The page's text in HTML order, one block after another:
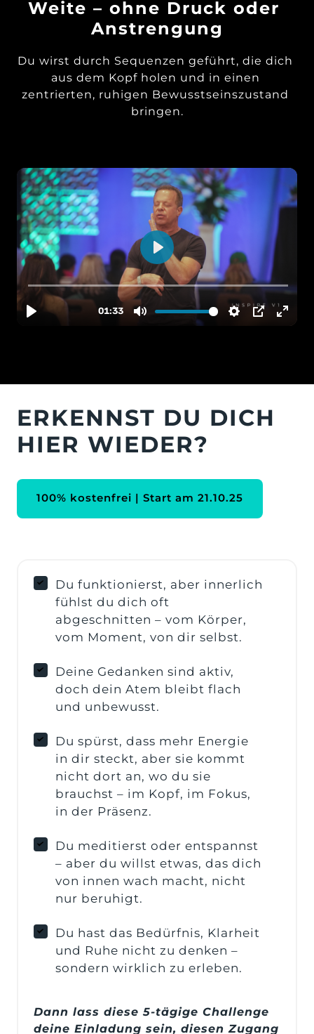
Weite – ohne Druck oder
Anstrengung
Du wirst durch Sequenzen geführt, die dich
aus dem Kopf holen und in einen
zentrierten, ruhigen Bewusstseinszustand
bringen.
ERKENNST DU DICH
HIER WIEDER?
100% kostenfrei | Start am 21.10.25
Du funktionierst, aber innerlich
fühlst du dich oft
abgeschnitten – vom Körper,
vom Moment, von dir selbst.
Deine Gedanken sind aktiv,
doch dein Atem bleibt flach
und unbewusst.
Du spürst, dass mehr Energie
in dir steckt, aber sie kommt
nicht dort an, wo du sie
brauchst – im Kopf, im Fokus,
in der Präsenz.
Du meditierst oder entspannst
– aber du willst etwas, das dich
von innen wach macht, nicht
nur beruhigt.
Du hast das Bedürfnis, Klarheit
und Ruhe nicht zu denken –
sondern wirklich zu erleben.
Dann lass diese 5-tägige Challenge
deine Einladung sein, diesen Zugang